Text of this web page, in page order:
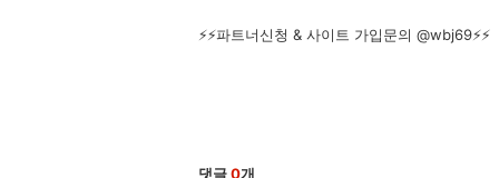
⚡️⚡️파트너신청 & 사이트 가입문의 @wbj69⚡️⚡️
댓글0개